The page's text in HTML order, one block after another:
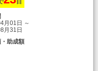
日
月01日 ～
月31日
助成額